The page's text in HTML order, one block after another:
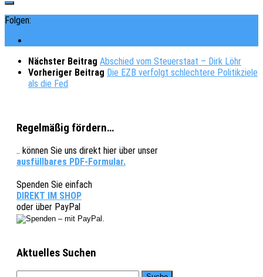
Folgen:
Nächster Beitrag Abschied vom Steuerstaat – Dirk Löhr
Vorheriger Beitrag Die EZB verfolgt schlechtere Politikziele
als die Fed
Regelmäßig fördern…
.. können Sie uns direkt hier über unser
ausfüllbares PDF-Formular.
Spenden Sie einfach
DIREKT IM SHOP
oder über PayPal
Aktuelles Suchen